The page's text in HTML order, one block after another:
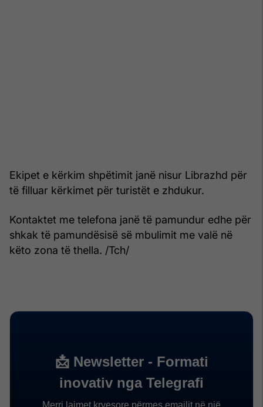
Ekipet e kërkim shpëtimit janë nisur Librazhd për
të filluar kërkimet për turistët e zhdukur.
Kontaktet me telefona janë të pamundur edhe për
shkak të pamundësisë së mbulimit me valë në
këto zona të thella. /Tch/